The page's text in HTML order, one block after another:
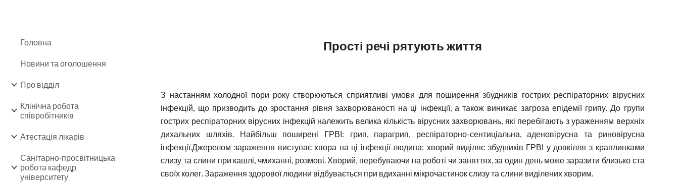
Головна
Новини та оголошення
Про відділ
Клінічна робота
співробітників
Атестація лікарів
Санітарно-просвітницька
робота кафедр
університету
Прості речі рятують життя
З настанням холодної пори року створюються сприятливі умови для поширення збудників гострих респіраторних вірусних
інфекцій, що призводить до зростання рівня захворюваності на ці інфекції, а також виникає загроза епідемії грипу. До групи
гострих респіраторних вірусних інфекцій належить велика кількість вірусних захворювань, які перебігають з ураженням верхніх
дихальних шляхів. Найбільш поширені ГРВІ: грип, парагрип, респіраторно-сентиціальна, аденовірусна та риновірусна
інфекції.Джерелом зараження виступає хвора на ці інфекції людина: хворий виділяє збудників ГРВІ у довкілля з краплинками
слизу та слини при кашлі, чмиханні, розмові. Хворий, перебуваючи на роботі чи заняттях, за один день може заразити близько ста
своїх колег. Зараження здорової людини відбувається при вдиханні мікрочастинок слизу та слини виділених хворим.